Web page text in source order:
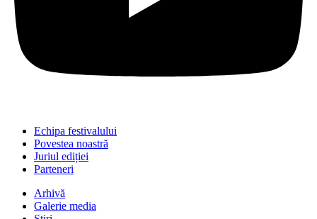
Echipa festivalului
Povestea noastră
Juriul ediției
Parteneri
Arhivă
Galerie media